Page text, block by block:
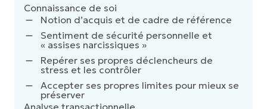
Connaissance de soi
Notion d’acquis et de cadre de référence
Sentiment de sécurité personnelle et
« assises narcissiques »
Repérer ses propres déclencheurs de
stress et les contrôler
Accepter ses propres limites pour mieux se
préserver
Analyse transactionnelle